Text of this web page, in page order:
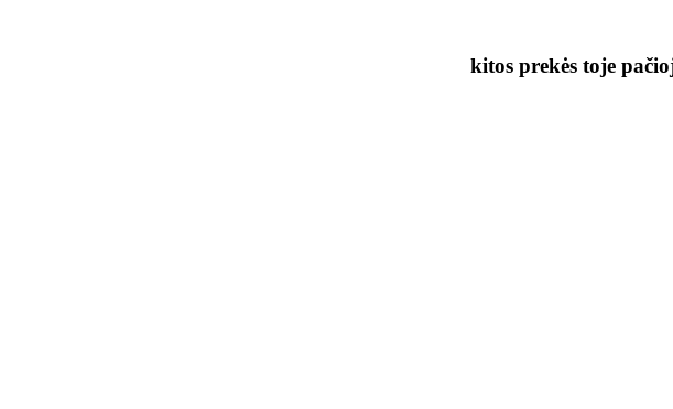
kitos prekės toje